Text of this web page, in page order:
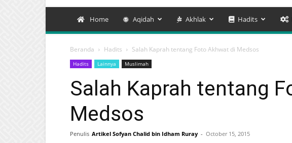
Ruray
Home Aqidah Akhlak Hadits
Beranda Hadits Salah Kaprah tentang Foto Akhwat di Medsos
Hadits Lainnya Muslimah
Salah Kaprah tentang
Medsos
Penulis Artikel Sofyan Chalid bin Idham Ruray - October 15, 2015